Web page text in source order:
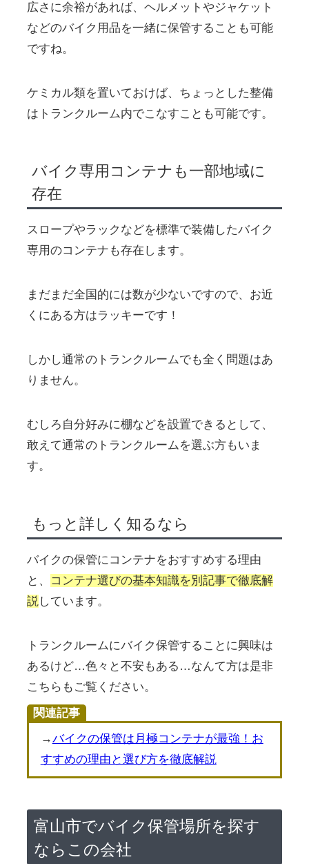
広さに余裕があれば、ヘルメットやジャケット
などのバイク用品を一緒に保管することも可能
ですね。
ケミカル類を置いておけば、ちょっとした整備
はトランクルーム内でこなすことも可能です。
バイク専用コンテナも一部地域に
存在
スロープやラックなどを標準で装備したバイク
専用のコンテナも存在します。
まだまだ全国的には数が少ないですので、お近
くにある方はラッキーです！
しかし通常のトランクルームでも全く問題はあ
りません。
むしろ自分好みに棚などを設置できるとして、
敢えて通常のトランクルームを選ぶ方もいま
す。
もっと詳しく知るなら
バイクの保管にコンテナをおすすめする理由
と、
コンテナ選びの基本知識を別記事で徹底解
説 しています。
トランクルームにバイク保管することに興味は
あるけど…色々と不安もある…なんて方は是非
こちらもご覧ください。
関連記事
→バイクの保管は月極コンテナが最強！お
すすめの理由と選び方を徹底解説
富山市でバイク保管場所を探す
ならこの会社